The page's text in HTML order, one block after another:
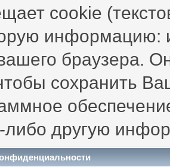
cookie
информацию:
браузера.
сохранить
либо другую